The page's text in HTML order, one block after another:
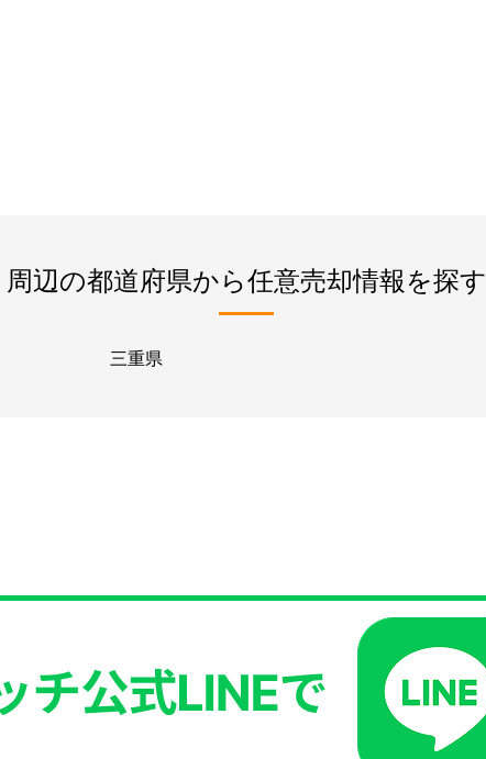
周辺の都道府県から任意売却情報を探す
三重県